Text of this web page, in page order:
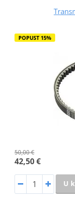
POPUST 15%
50,00 €
42,50 €
U